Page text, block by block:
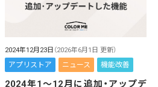
2024年12月23日 （2026年6月1日 更新）
アプリストア ニュース 機能改善
2024年1～12月に追加・アップデ